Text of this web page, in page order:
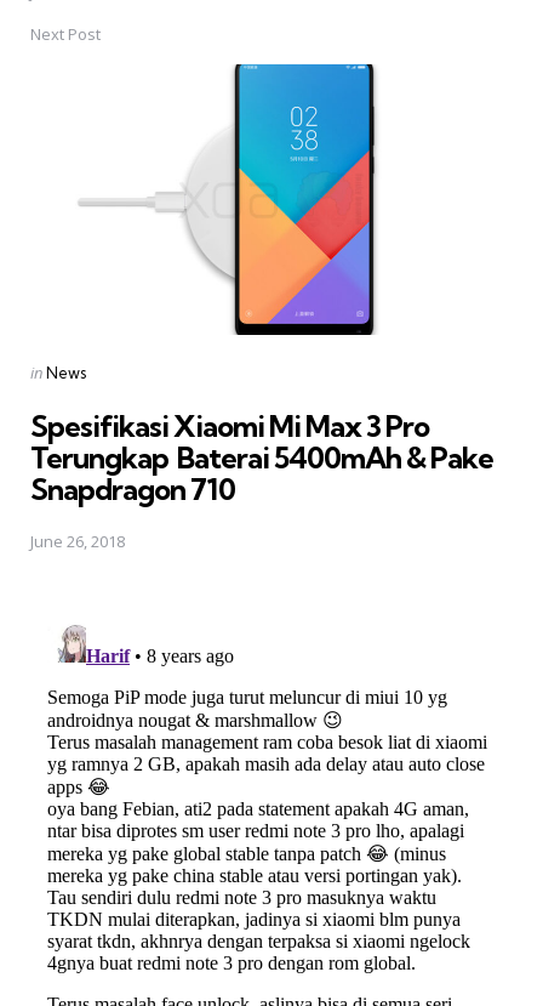
Next Post
Posted
inNews
Spesifikasi Xiaomi Mi Max 3 Pro
Terungkap  Baterai 5400mAh & Pake
Snapdragon 710
June 26, 2018